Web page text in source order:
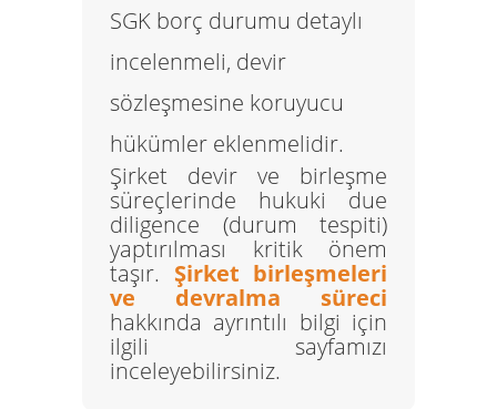
SGK borç durumu detaylı
incelenmeli, devir
sözleşmesine koruyucu
hükümler eklenmelidir.
Şirket devir ve birleşme
süreçlerinde hukuki due
diligence (durum tespiti)
yaptırılması kritik önem
taşır. Şirket birleşmeleri
ve devralma süreci
hakkında ayrıntılı bilgi için
ilgili sayfamızı
inceleyebilirsiniz.